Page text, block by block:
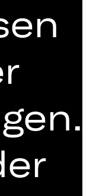
Puerto-
war
als
sich die
Frust, ihre
von